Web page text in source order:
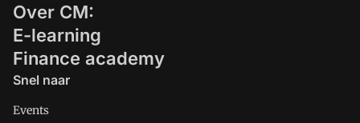
Over CM:
E-learning
Finance academy
Snel naar
Events